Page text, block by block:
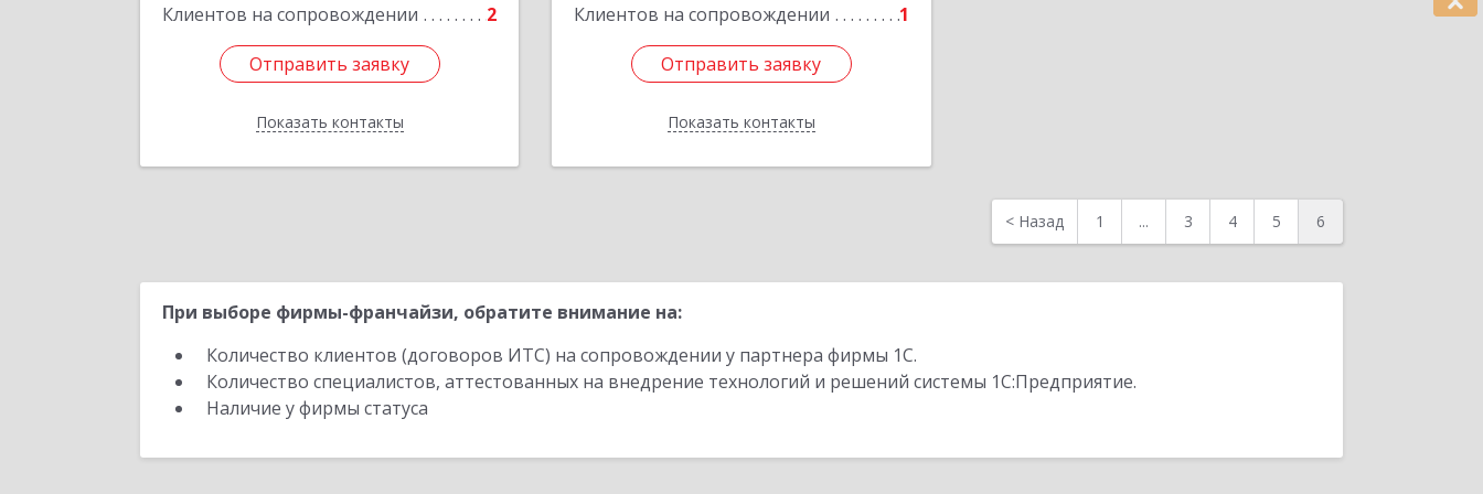
Клиентов на сопровождении 2
Отправить заявку
Показать контакты
Подробнее
Отправить заявку
Назад
Клиентов на сопровождении 1
Отправить заявку
Показать контакты
Подробнее
< Назад 1 ... 3 4 5 6
При выборе фирмы-франчайзи, обратите внимание на:
Количество клиентов (договоров ИТС) на сопровождении у партнера фирмы 1С.
Количество специалистов, аттестованных на внедрение технологий и решений системы 1С:Предприятие.
Наличие у фирмы статуса